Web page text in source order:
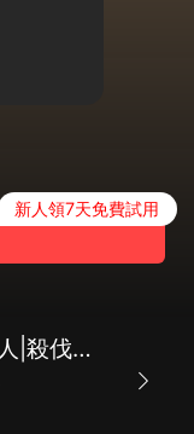
新人領7天免費試用
掌門師叔不可能是凡人|殺伐果斷|玄幻多人